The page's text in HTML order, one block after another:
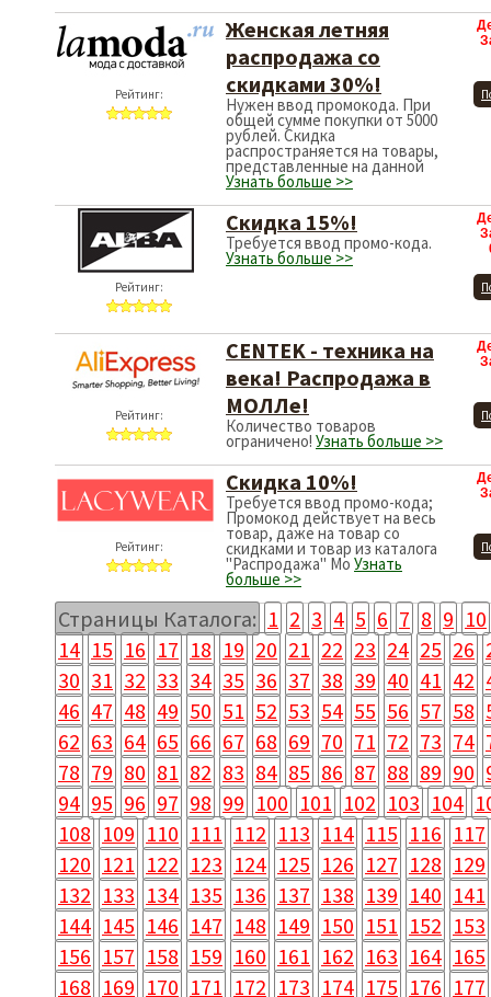
Рейтинг:
Женская летняя
распродажа со
скидками 30%!
Нужен ввод промокода. При
общей сумме покупки от 5000
рублей. Скидка
распространяется на товары,
представленные на данной
Узнать больше >>
Рейтинг:
Скидка 15%!
Требуется ввод промо-кода.
Узнать больше >>
Рейтинг:
CENTEK - техника на
века! Распродажа в
МОЛЛе!
Количество товаров
ограничено! Узнать больше >>
Рейтинг:
Скидка 10%!
Требуется ввод промо-кода;
Промокод действует на весь
товар, даже на товар со
скидками и товар из каталога
"Распродажа" Мо Узнать
больше >>
Страницы Каталога: 1 2 3 4 5 6 7 8 9 10
14 15 16 17 18 19 20 21 22 23 24 25 26
30 31 32 33 34 35 36 37 38 39 40 41 42
46 47 48 49 50 51 52 53 54 55 56 57 58
62 63 64 65 66 67 68 69 70 71 72 73 74
78 79 80 81 82 83 84 85 86 87 88 89 90
94 95 96 97 98 99 100 101 102 103 104
108 109 110 111 112 113 114 115 116 117
120 121 122 123 124 125 126 127 128 129
132 133 134 135 136 137 138 139 140 141
144 145 146 147 148 149 150 151 152 153
156 157 158 159 160 161 162 163 164 165
168 169 170 171 172 173 174 175 176 177